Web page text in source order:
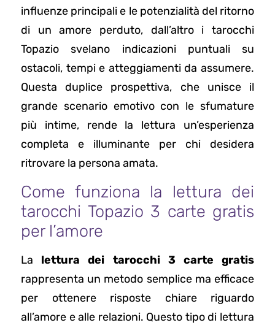
influenze principali e le potenzialità del ritorno
di un amore perduto, dall’altro i tarocchi
Topazio svelano indicazioni puntuali su
ostacoli, tempi e atteggiamenti da assumere.
Questa duplice prospettiva, che unisce il
grande scenario emotivo con le sfumature
più intime, rende la lettura un’esperienza
completa e illuminante per chi desidera
ritrovare la persona amata.
Come funziona la lettura dei
tarocchi Topazio 3 carte gratis
per l’amore
La lettura dei tarocchi 3 carte gratis
rappresenta un metodo semplice ma efficace
per ottenere risposte chiare riguardo
all’amore e alle relazioni. Questo tipo di lettura